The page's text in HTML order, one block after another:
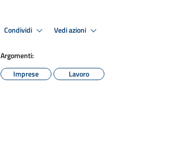
Condividi Vedi azioni
Argomenti:
Imprese
Lavoro